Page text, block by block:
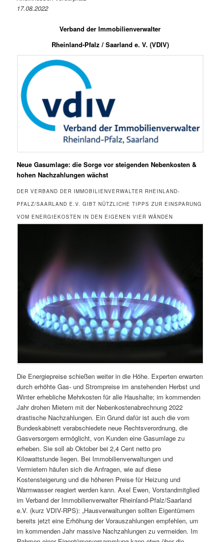
17.08.2022
Verband der Immobilienverwalter
Rheinland-Pfalz / Saarland e. V. (VDIV)
Neue Gasumlage: die Sorge vor steigenden Nebenkosten &
hohen Nachzahlungen wächst
DER VERBAND DER IMMOBILIENVERWALTER RHEINLAND-
PFALZ/SAARLAND E.V. GIBT NÜTZLICHE TIPPS ZUR EINSPARUNG
VOM ENERGIEKOSTEN IN DEN EIGENEN VIER WÄNDEN
Die Energiepreise schießen weiter in die Höhe. Experten erwarten
durch erhöhte Gas- und Strompreise im anstehenden Herbst und
Winter erhebliche Mehrkosten für alle Haushalte; im kommenden
Jahr drohen Mietern mit der Nebenkostenabrechnung 2022
drastische Nachzahlungen. Ein Grund dafür ist auch die vom
Bundeskabinett verabschiedete neue Rechtsverordnung, die
Gasversorgern ermöglicht, von Kunden eine Gasumlage zu
erheben. Sie soll ab Oktober bei 2,4 Cent netto pro
Kilowattstunde liegen. Bei Immobilienverwaltungen und
Vermietern häufen sich die Anfragen, wie auf diese
Kostensteigerung und die höheren Preise für Heizung und
Warmwasser reagiert werden kann. Axel Ewen, Vorstandmitglied
im Verband der Immobilienverwalter Rheinland-Pfalz/Saarland
e.V. (kurz VDIV-RPS): „Hausverwaltungen sollten Eigentümern
bereits jetzt eine Erhöhung der Vorauszahlungen empfehlen, um
im kommenden Jahr massive Nachzahlungen zu vermeiden. Im